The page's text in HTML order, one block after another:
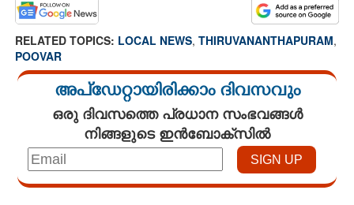
RELATED TOPICS: LOCAL NEWS, THIRUVANANTHAPURAM,
POOVAR
അപ്ഡേറ്റായിരിക്കാം ദിവസവും
ഒരു ദിവസത്തെ പ്രധാന സംഭവങ്ങൾ
നിങ്ങളുടെ ഇൻബോക്സിൽ